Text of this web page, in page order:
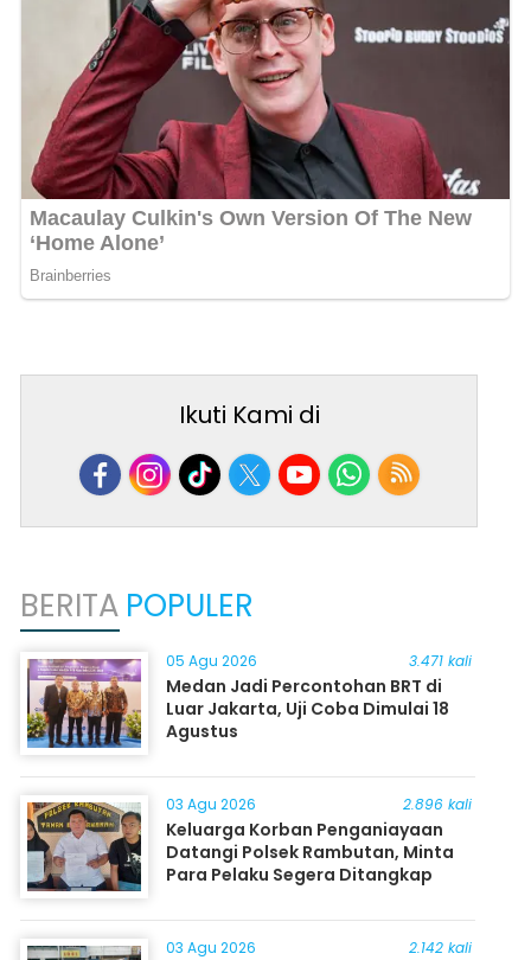
Ikuti Kami di
BERITA POPULER
05 Agu 2026 3.471 kali
Medan Jadi Percontohan BRT di
Luar Jakarta, Uji Coba Dimulai 18
Agustus
03 Agu 2026 2.896 kali
Keluarga Korban Penganiayaan
Datangi Polsek Rambutan, Minta
Para Pelaku Segera Ditangkap
03 Agu 2026 2.142 kali